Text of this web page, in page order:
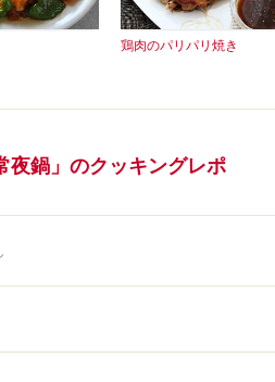
鶏肉のパリパリ焼き
夜鍋」のクッキングレポ